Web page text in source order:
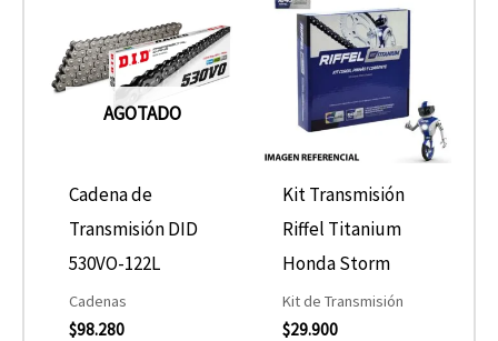
AGOTADO
Cadena de
Transmisión DID
530VO-122L
Cadenas
$98.280
Kit Transmisión
Riffel Titanium
Honda Storm
Kit de Transmisión
$29.900